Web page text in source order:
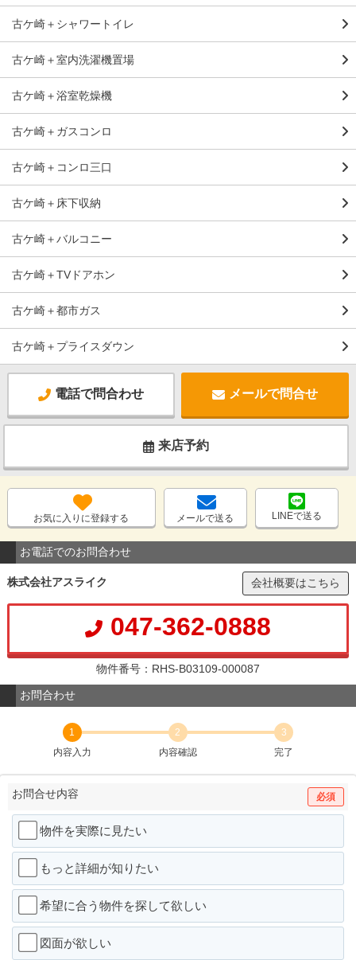
古ケ崎＋シャワートイレ
古ケ崎＋室内洗濯機置場
古ケ崎＋浴室乾燥機
古ケ崎＋ガスコンロ
古ケ崎＋コンロ三口
古ケ崎＋床下収納
古ケ崎＋バルコニー
古ケ崎＋TVドアホン
古ケ崎＋都市ガス
古ケ崎＋プライスダウン
電話で問合わせ メールで問合せ
来店予約
お気に入りに登録する メールで送る LINEで送る
お電話でのお問合わせ
株式会社アスライク 会社概要はこちら
047-362-0888
物件番号：RHS-B03109-000087
お問合わせ
1
内容入力
2
内容確認
3
完了
お問合せ内容 必須
物件を実際に見たい
もっと詳細が知りたい
希望に合う物件を探して欲しい
図面が欲しい